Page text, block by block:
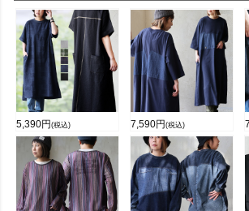
5,390円 (税込) 7,590円 (税込)